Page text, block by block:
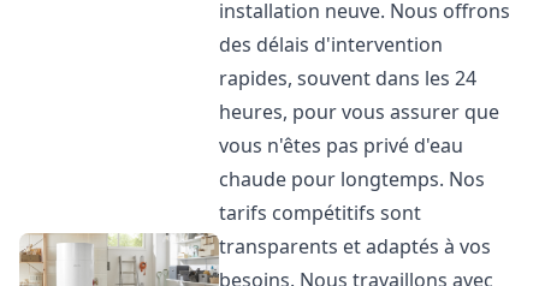
installation neuve. Nous offrons
des délais d'intervention
rapides, souvent dans les 24
heures, pour vous assurer que
vous n'êtes pas privé d'eau
chaude pour longtemps. Nos
tarifs compétitifs sont
transparents et adaptés à vos
besoins. Nous travaillons avec